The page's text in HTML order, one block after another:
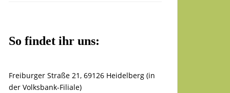
So findet ihr uns:
Freiburger Straße 21, 69126 Heidelberg (in
der Volksbank-Filiale)